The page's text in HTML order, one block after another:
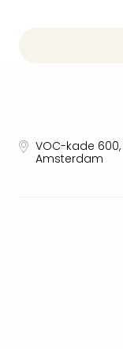
VOC-kade 600,
Amsterdam